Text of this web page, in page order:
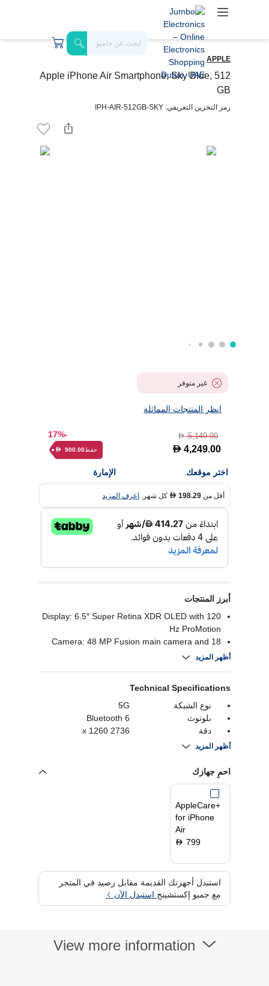
APPLE
Apple iPhone Air Smartphone, Sky Blue, 512
GB
رمز التخزين التعريفي: IPH-AIR-512GB-SKY
غير متوفر
انظر المنتجات المماثلة
D5,149.00
D 4,249.00
-17%
حفظ D 900.00
اختر موقعك الإمارة
أقل من D 198.29 كل شهر. اعرف المزيد
أبرز المنتجات
Display: 6.5″ Super Retina XDR OLED with 120
Hz ProMotion
Camera: 48 MP Fusion main camera and 18
MP Center Stage front camera
Processor: Powered by A19 Pro chip with C1X
modem, delivering “pro” performance
أظهر المزيد
Technical Specifications
نوع الشبكة
5G
بلوتوث
Bluetooth 6
دقة
2736 x 1260
نوع بطاقة SIM
عدد الشرائح
الكاميرا الخلفية
نظام التشغيل
العلامة التجارية للمعالج
وقت تشغيل البطارية
أظهر المزيد
احمِ جهازك
AppleCare+
for iPhone
Air
D 799
استبدل أجهزتك القديمة مقابل رصيد في المتجر
مع جمبو إكستشينج استبدل الآن
View more information